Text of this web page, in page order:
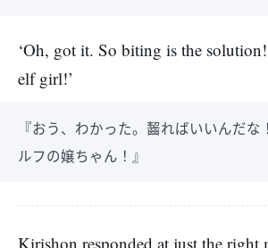
‘Oh, got it. So biting is the
elf girl!’
『おう、わかった。齧ればいいんだ
ルフの嬢ちゃん！』
Kirishon responded at just the right